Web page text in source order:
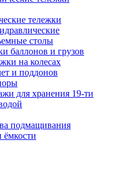
тележки
столы
баллонов и грузов
на колесах
и поддонов
для хранения 19-ти
подмащивания
ёмкости